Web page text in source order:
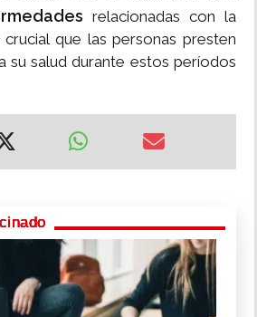
relacionadas con la
que las personas presten
su salud durante estos períodos